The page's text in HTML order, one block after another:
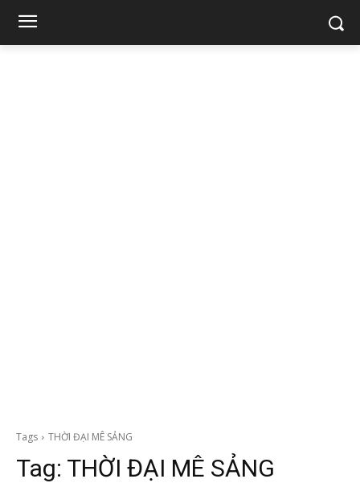
Tags THỜI ĐẠI MÊ SẢNG
Tag: THỜI ĐẠI MÊ SẢNG